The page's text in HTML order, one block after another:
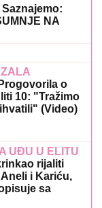
Saznajemo:
NA
Progovorila o
10: "Tražimo
(Video)
UĐU U ELITU
rijaliti
i Kariću,
sa